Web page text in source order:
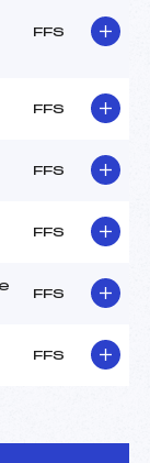
FFS
FFS
FFS
FFS
FFS
FFS